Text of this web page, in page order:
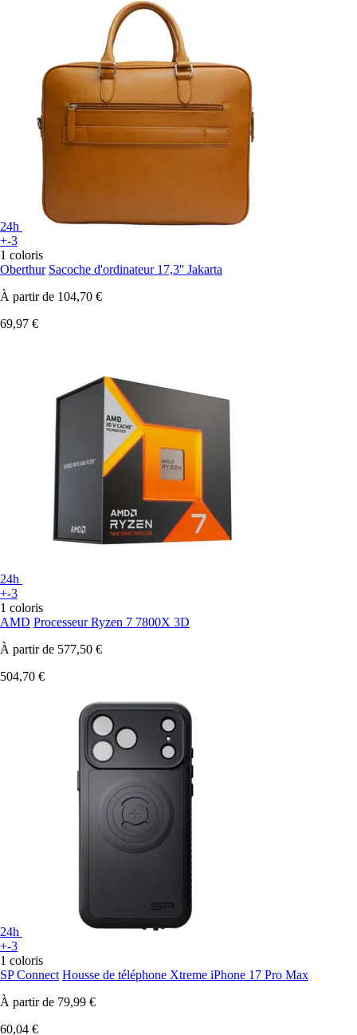
24h
+-3
1 coloris
Oberthur Sacoche d'ordinateur 17,3'' Jakarta
À partir de 104,70 €
69,97 €
24h
+-3
1 coloris
AMD Processeur Ryzen 7 7800X 3D
À partir de 577,50 €
504,70 €
24h
+-3
1 coloris
SP Connect Housse de téléphone Xtreme iPhone 17 Pro Max
À partir de 79,99 €
60,04 €